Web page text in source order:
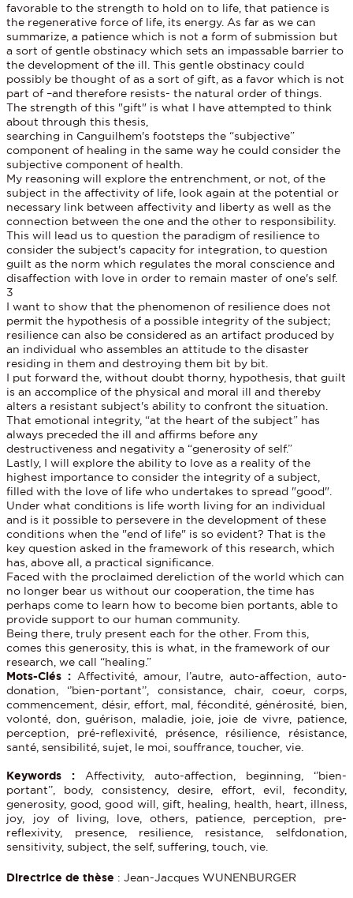
favorable to the strength to hold on to life, that patience is
the regenerative force of life, its energy. As far as we can
summarize, a patience which is not a form of submission but
a sort of gentle obstinacy which sets an impassable barrier to
the development of the ill. This gentle obstinacy could
possibly be thought of as a sort of gift, as a favor which is not
part of –and therefore resists- the natural order of things.
The strength of this "gift" is what I have attempted to think
about through this thesis,
searching in Canguilhem's footsteps the “subjective”
component of healing in the same way he could consider the
subjective component of health.
My reasoning will explore the entrenchment, or not, of the
subject in the affectivity of life, look again at the potential or
necessary link between affectivity and liberty as well as the
connection between the one and the other to responsibility.
This will lead us to question the paradigm of resilience to
consider the subject's capacity for integration, to question
guilt as the norm which regulates the moral conscience and
disaffection with love in order to remain master of one's self.
3
I want to show that the phenomenon of resilience does not
permit the hypothesis of a possible integrity of the subject;
resilience can also be considered as an artifact produced by
an individual who assembles an attitude to the disaster
residing in them and destroying them bit by bit.
I put forward the, without doubt thorny, hypothesis, that guilt
is an accomplice of the physical and moral ill and thereby
alters a resistant subject's ability to confront the situation.
That emotional integrity, “at the heart of the subject” has
always preceded the ill and affirms before any
destructiveness and negativity a “generosity of self.”
Lastly, I will explore the ability to love as a reality of the
highest importance to consider the integrity of a subject,
filled with the love of life who undertakes to spread "good".
Under what conditions is life worth living for an individual
and is it possible to persevere in the development of these
conditions when the "end of life" is so evident? That is the
key question asked in the framework of this research, which
has, above all, a practical significance.
Faced with the proclaimed dereliction of the world which can
no longer bear us without our cooperation, the time has
perhaps come to learn how to become bien portants, able to
provide support to our human community.
Being there, truly present each for the other. From this,
comes this generosity, this is what, in the framework of our
research, we call “healing.”
Mots-Clés : Affectivité, amour, l’autre, auto-affection, auto-
donation, ‘’bien-portant’’, consistance, chair, coeur, corps,
commencement, désir, effort, mal, fécondité, générosité, bien,
volonté, don, guérison, maladie, joie, joie de vivre, patience,
perception, pré-reflexivité, présence, résilience, résistance,
santé, sensibilité, sujet, le moi, souffrance, toucher, vie.
Keywords : Affectivity, auto-affection, beginning, ‘’bien-
portant’’, body, consistency, desire, effort, evil, fecondity,
generosity, good, good will, gift, healing, health, heart, illness,
joy, joy of living, love, others, patience, perception, pre-
reflexivity, presence, resilience, resistance, selfdonation,
sensitivity, subject, the self, suffering, touch, vie.
Directrice de thèse : Jean-Jacques WUNENBURGER